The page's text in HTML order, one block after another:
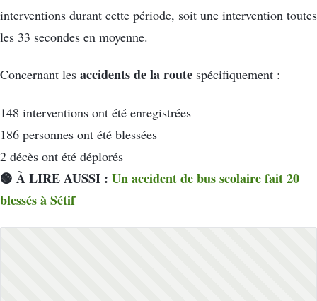
interventions durant cette période, soit une intervention toutes
les 33 secondes en moyenne.
Concernant les accidents de la route spécifiquement :
148 interventions ont été enregistrées
186 personnes ont été blessées
2 décès ont été déplorés
🟢 À LIRE AUSSI : Un accident de bus scolaire fait 20
blessés à Sétif